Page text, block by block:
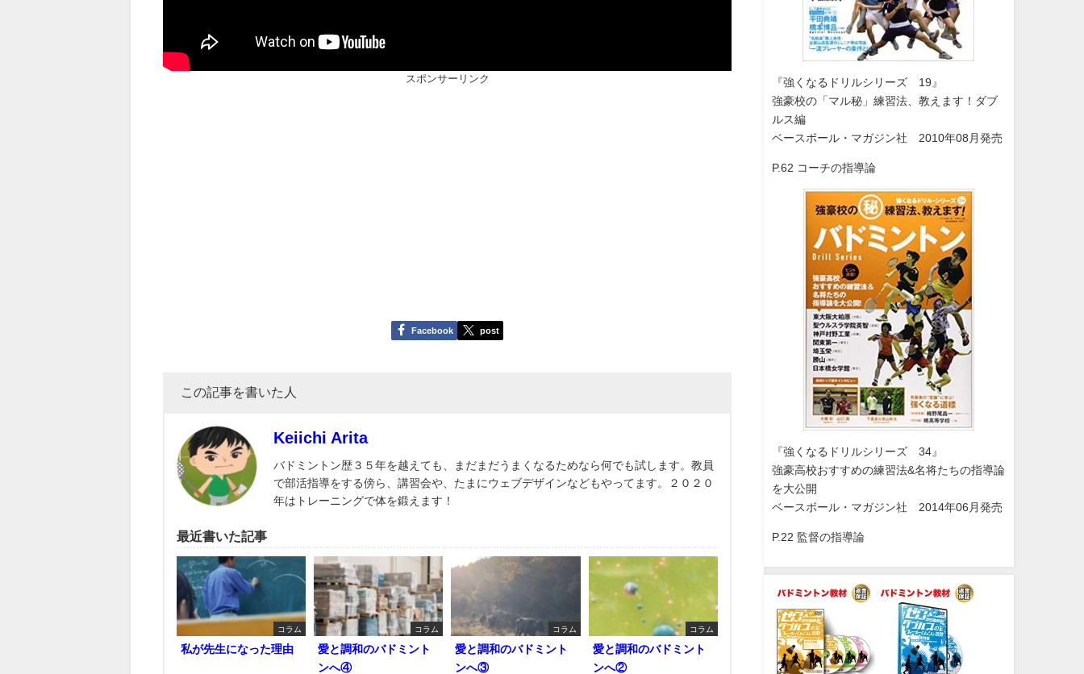
スポンサーリンク
Facebook post
この記事を書いた人
Keiichi Arita
バドミントン歴３５年を越えても、まだまだうまくなるためなら何でも試します。教員
で部活指導をする傍ら、講習会や、たまにウェブデザインなどもやってます。２０２０
年はトレーニングで体を鍛えます！
最近書いた記事
コラム
私が先生になった理由
コラム
愛と調和のバドミント
ンへ④
コラム
愛と調和のバドミント
ンへ③
コラム
愛と調和のバドミント
ンへ②
『強くなるドリルシリーズ 19』
強豪校の「マル秘」練習法、教えます！ダブ
ルス編
ベースボール・マガジン社 2010年08月発売
P.62 コーチの指導論
『強くなるドリルシリーズ 34』
強豪高校おすすめの練習法&名将たちの指導論
を大公開
ベースボール・マガジン社 2014年06月発売
P.22 監督の指導論